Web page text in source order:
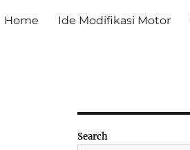
Home Ide Modifikasi Motor
Search